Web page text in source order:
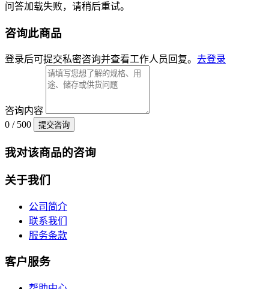
问答加载失败，请稍后重试。
咨询此商品
登录后可提交私密咨询并查看工作人员回复。 去登录
咨询内容
0 / 500
提交咨询
我对该商品的咨询
关于我们
公司简介
联系我们
服务条款
客户服务